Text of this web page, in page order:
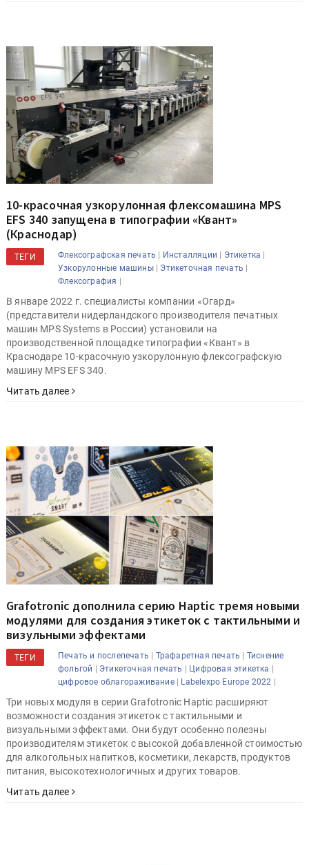
10-красочная узкорулонная флексомашина MPS
EFS 340 запущена в типографии «Квант»
(Краснодар)
ТЕГИ Флексографская печать | Инсталляции | Этикетка |
Узкорулонные машины| Этикеточная печать |
Флексография |
В январе 2022 г. специалисты компании «Огард»
(представители нидерландского производителя печатных
машин MPS Systems в России) установили на
производственной площадке типографии «Квант» в
Краснодаре 10-красочную узкорулонную флексографскую
машину MPS EFS 340.
Читать далее
Grafotronic дополнила серию Haptic тремя новыми
модулями для создания этикеток с тактильными и
визульными эффектами
ТЕГИ Печать и послепечать | Трафаретная печать | Тиснение
фольгой | Этикеточная печать | Цифровая этикетка |
цифровое облагораживание| Labelexpo Europe 2022 |
Три новых модуля в серии Grafotronic Haptic расширяют
возможности создания этикеток с тактильными и
визуальными эффектами. Они будут особенно полезны
производителям этикеток с высокой добавленной стоимостью
для алкогольных напитков, косметики, лекарств, продуктов
питания, высокотехнологичных и других товаров.
Читать далее